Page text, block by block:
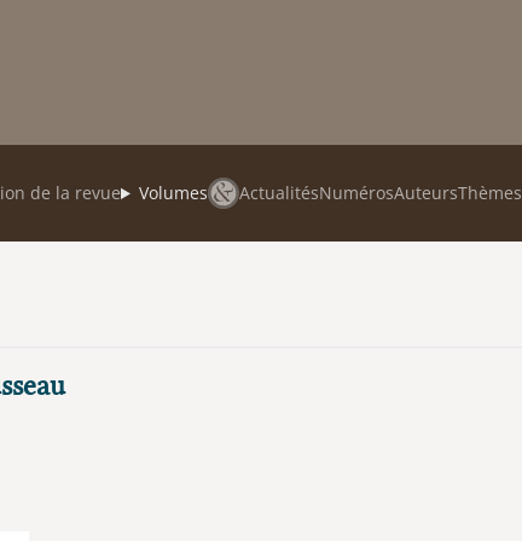
de la revue Volumes ActualitésNumérosAuteursThèmes